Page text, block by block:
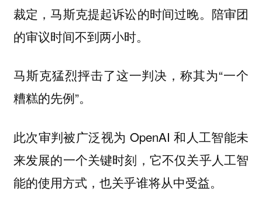
裁定，马斯克提起诉讼的时间过晚。陪审团
的审议时间不到两小时。
马斯克猛烈抨击了这一判决，称其为“一个
糟糕的先例”。
此次审判被广泛视为 OpenAI 和人工智能未
来发展的一个关键时刻，它不仅关乎人工智
能的使用方式，也关乎谁将从中受益。